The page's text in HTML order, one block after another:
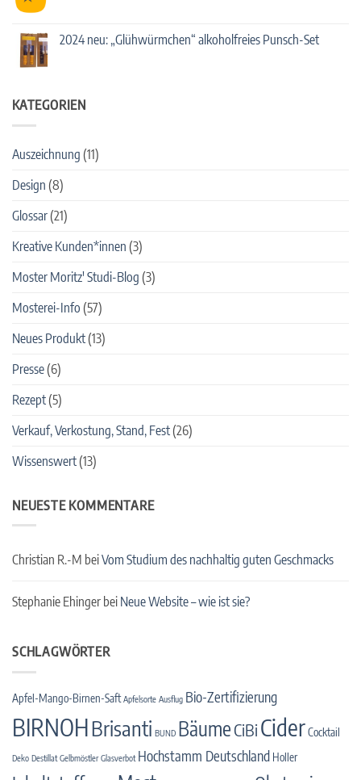
der
Slow
Nachfolger*in
gesucht
2024 neu: „Glühwürmchen“ alkoholfreies Punsch-Set
neu:
„Glühwürmchen“
KATEGORIEN
Auszeichnung (11)
Design (8)
Glossar(21)
Kreative Kunden*innen (3)
Moster Moritz' Studi-Blog (3)
Mosterei-Info (57)
Neues Produkt(13)
Presse(6)
Rezept(5)
Verkauf, Verkostung, Stand, Fest(26)
Wissenswert(13)
NEUESTE KOMMENTARE
Christian R.-M beiVom Studium des nachhaltig guten Geschmacks
Stephanie Ehinger bei Neue Website – wie ist sie?
SCHLAGWÖRTER
Apfel-Mango-Birnen-Saft Apfelsorte Ausflug Bio-Zertifizierung
BIRNOHBrisanti BUND BäumeCiBi CiderCocktail
Deko Destillat Gelbmöstler Glasverbot Hochstamm Deutschland Holler